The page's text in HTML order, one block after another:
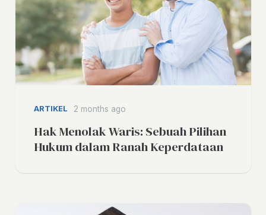
ARTIKEL 2 months ago
Hak Menolak Waris: Sebuah Pilihan
Hukum dalam Ranah Keperdataan